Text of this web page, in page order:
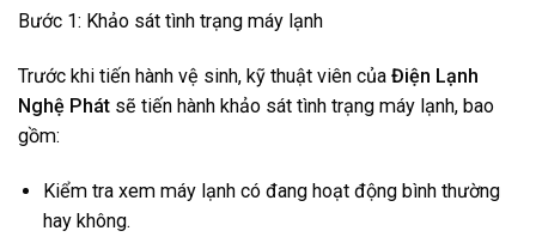
Bước 1: Khảo sát tình trạng máy lạnh
Trước khi tiến hành vệ sinh, kỹ thuật viên của Điện Lạnh
Nghệ Phát sẽ tiến hành khảo sát tình trạng máy lạnh, bao
gồm:
Kiểm tra xem máy lạnh có đang hoạt động bình thường
hay không.